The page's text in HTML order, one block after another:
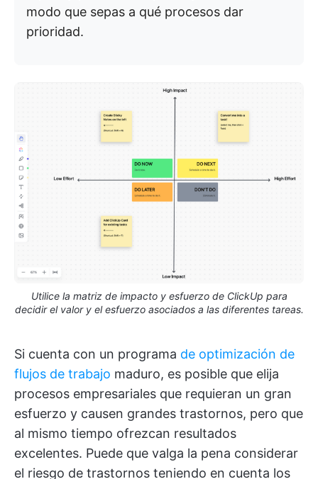
modo que sepas a qué procesos dar
prioridad.
Utilice la matriz de impacto y esfuerzo de ClickUp para
decidir el valor y el esfuerzo asociados a las diferentes tareas.
Si cuenta con un programa de optimización de
flujos de trabajo maduro, es posible que elija
procesos empresariales que requieran un gran
esfuerzo y causen grandes trastornos, pero que
al mismo tiempo ofrezcan resultados
excelentes. Puede que valga la pena considerar
el riesgo de trastornos teniendo en cuenta los